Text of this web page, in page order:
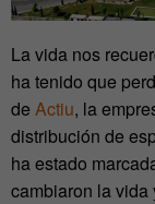
La vida nos
ha tenido que
de Actiu, la
distribución de
ha estado
cambiaron la